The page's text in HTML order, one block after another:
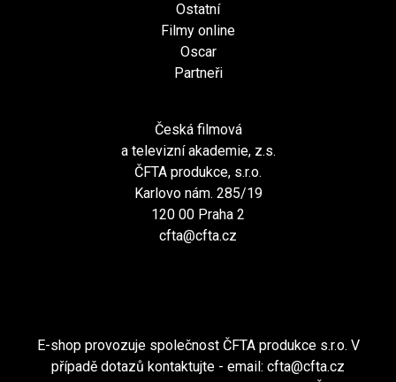
Ostatní
Filmy online
Oscar
Partneři
Česká filmová
a televizní akademie, z.s.
ČFTA produkce, s.r.o.
Karlovo nám. 285/19
120 00 Praha 2
cfta@cfta.cz
E-shop provozuje společnost ČFTA produkce s.r.o. V
případě dotazů kontaktujte - email: cfta@cfta.cz